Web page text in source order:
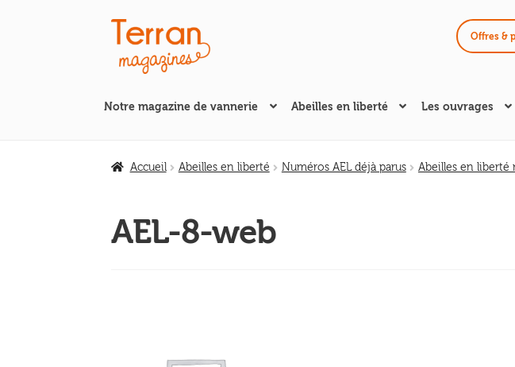
Aller
à
la
Aller
au
contenu
Offres &
Notre magazine de vannerie Abeilles en liberté Les ouvrages
Accueil Abeilles en liberté Numéros AEL déjà parus Abeilles en liberté
AEL-8-web